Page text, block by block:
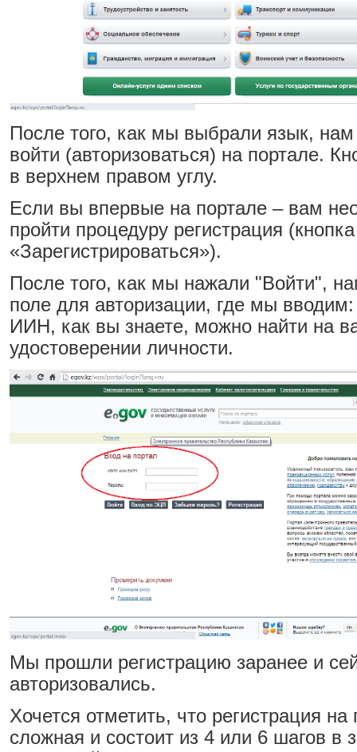
После того, как мы выбрали язык,
войти (авторизоваться) на портале.
в верхнем правом углу.
Если вы впервые на портале – вам
пройти процедуру регистрация (кнопка
«Зарегистрироваться»).
После того, как мы нажали "Войти",
поле для авторизации, где мы
ИИН, как вы знаете, можно найти на
удостоверении личности.
Мы прошли регистрацию заранее и
авторизовались.
Хочется отметить, что регистрация на
сложная и состоит из 4 или 6 шагов в